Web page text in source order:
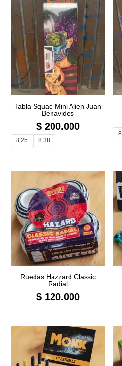
Tabla Squad Mini Alien Juan
Benavides
$200.000
8.25 8.38
8
Ruedas Hazzard Classic
Radial
$120.000